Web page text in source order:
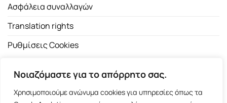
Νοιαζόμαστε για το απόρρητο σας.
Χρησιμοποιούμε ανώνυμα cookies για υπηρεσίες όπως τα
Ασφάλεια συναλλαγών
Translation rights
Ρυθμίσεις Cookies